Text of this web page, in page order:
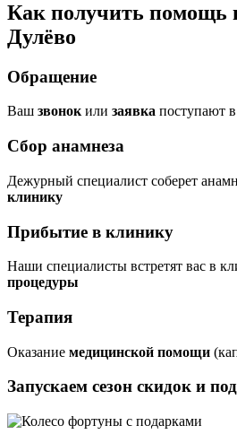
Как получить помощь
Дулёво
Обращение
Ваш звонокили заявка поступают
Сбор анамнеза
Дежурный специалист соберет
клинику
Прибытие в клинику
Наши специалисты встретят вас в
процедуры
Терапия
Оказание медицинской помощи
Запускаем сезон скидок и